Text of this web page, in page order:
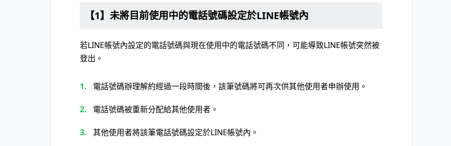
【1】未將目前使用中的電話號碼設定於LINE帳號內
若LINE帳號內設定的電話號碼與現在使用中的電話號碼不同，可能導致LINE帳號突然被
登出。
電話號碼辦理解約經過一段時間後，該筆號碼將可再次供其他使用者申辦使用。
電話號碼被重新分配給其他使用者。
其他使用者將該筆電話號碼設定於LINE帳號內。